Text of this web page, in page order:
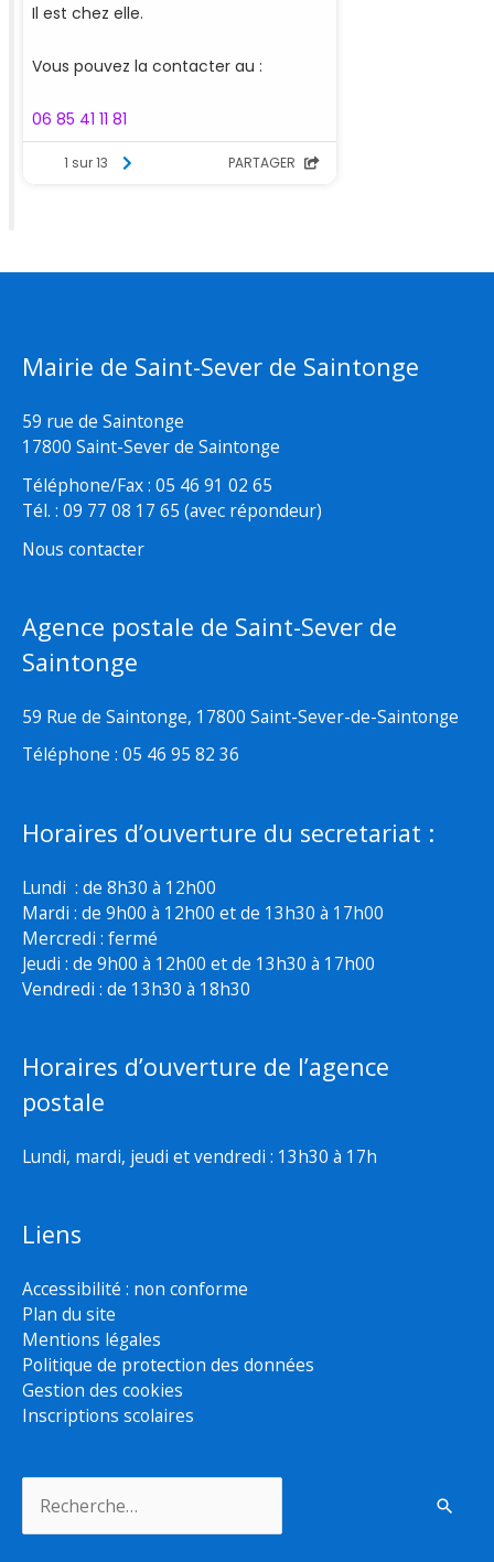
Mairie de Saint-Sever de Saintonge
59 rue de Saintonge
17800 Saint-Sever de Saintonge
Téléphone/Fax : 05 46 91 02 65
Tél. : 09 77 08 17 65 (avec répondeur)
Nous contacter
Agence postale de Saint-Sever de
Saintonge
59 Rue de Saintonge, 17800 Saint-Sever-de-Saintonge
Téléphone : 05 46 95 82 36
Horaires d’ouverture du secretariat :
Lundi : de 8h30 à 12h00
Mardi : de 9h00 à 12h00 et de 13h30 à 17h00
Mercredi : fermé
Jeudi : de 9h00 à 12h00 et de 13h30 à 17h00
Vendredi : de 13h30 à 18h30
Horaires d’ouverture de l’agence
postale
Lundi, mardi, jeudi et vendredi : 13h30 à 17h
Liens
Accessibilité : non conforme
Plan du site
Mentions légales
Politique de protection des données
Gestion des cookies
Inscriptions scolaires